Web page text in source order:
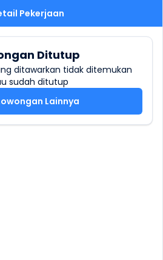
Pekerjaan
Ditutup
ditawarkan tidak ditemukan
sudah ditutup
Lainnya